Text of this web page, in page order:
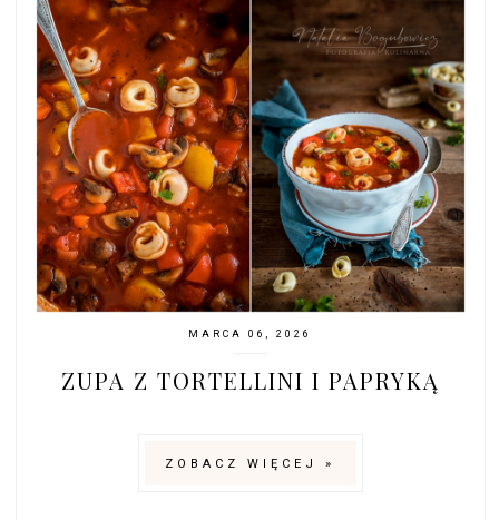
MARCA 06, 2026
ZUPA Z TORTELLINI I PAPRYKĄ
ZOBACZ WIĘCEJ »